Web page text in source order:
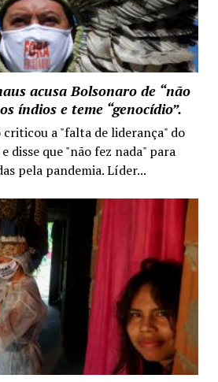
acusa Bolsonaro de “não
índios e teme “genocídio”.
a "falta de liderança" do
disse que "não fez nada" para
pela pandemia. Líder...